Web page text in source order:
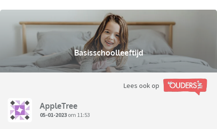
Basisschoolleeftijd
Lees ook op
AppleTree
05-01-2023 om 11:53